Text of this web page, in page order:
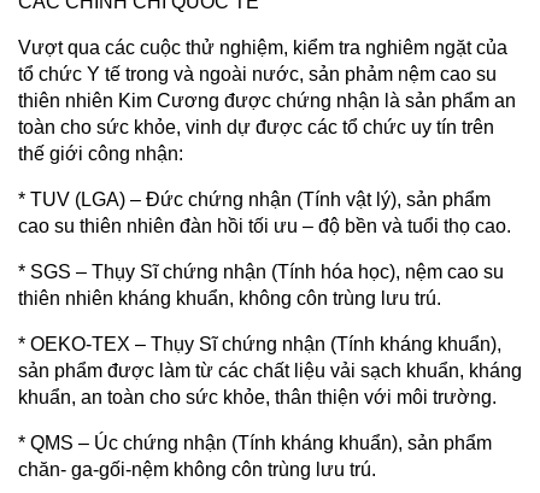
Vượt qua các cuộc thử nghiệm, kiểm tra nghiêm ngặt của
tổ chức Y tế trong và ngoài nước, sản phảm nệm cao su
thiên nhiên Kim Cương được chứng nhận là sản phẩm an
toàn cho sức khỏe, vinh dự được các tổ chức uy tín trên
thế giới công nhận:
* TUV (LGA) – Đức chứng nhận (Tính vật lý), sản phẩm
cao su thiên nhiên đàn hồi tối ưu – độ bền và tuổi thọ cao.
* SGS – Thụy Sĩ chứng nhận (Tính hóa học), nệm cao su
thiên nhiên kháng khuẩn, không côn trùng lưu trú.
* OEKO-TEX – Thụy Sĩ chứng nhận (Tính kháng khuẩn),
sản phẩm được làm từ các chất liệu vải sạch khuẩn, kháng
khuẩn, an toàn cho sức khỏe, thân thiện với môi trường.
* QMS – Úc chứng nhận (Tính kháng khuẩn), sản phẩm
chăn- ga-gối-nệm không côn trùng lưu trú.